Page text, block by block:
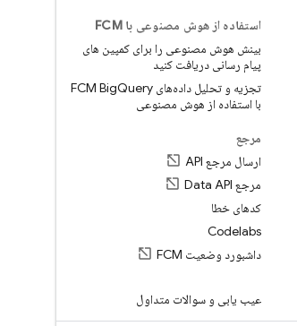
استفاده از هوش مصنوعی با FCM
بینش هوش مصنوعی را برای کمپین های
پیام رسانی دریافت کنید
تجزیه و تحلیل داده‌های FCM Big Query
با استفاده از هوش مصنوعی
مرجع
ارسال مرجع API
مرجع Data API
کدهای خطا
Codelabs
داشبورد وضعیت FCM
عیب یابی و سوالات متداول